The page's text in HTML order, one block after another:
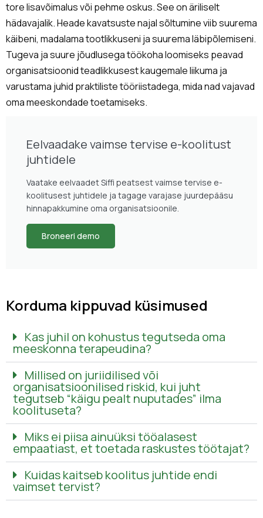
tore lisavõimalus või pehme oskus. See on äriliselt
hädavajalik. Heade kavatsuste najal sõltumine viib suurema
käibeni, madalama tootlikkuseni ja suurema läbipõlemiseni.
Tugeva ja suure jõudlusega töökoha loomiseks peavad
organisatsioonid teadlikkusest kaugemale liikuma ja
varustama juhid praktiliste tööriistadega, mida nad vajavad
oma meeskondade toetamiseks.
Eelvaadake vaimse tervise e-koolitust
juhtidele
Vaatake eelvaadet Siffi peatsest vaimse tervise e-
koolitusest juhtidele ja tagage varajase juurdepääsu
hinnapakkumine oma organisatsioonile.
Broneeri demo
Korduma kippuvad küsimused
Kas juhil on kohustus tegutseda oma
meeskonna terapeudina?
Millised on juriidilised või
organisatsioonilised riskid, kui juht
tegutseb “käigu pealt nuputades” ilma
koolituseta?
Miks ei piisa ainuüksi tööalasest
empaatiast, et toetada raskustes töötajat?
Kuidas kaitseb koolitus juhtide endi
vaimset tervist?